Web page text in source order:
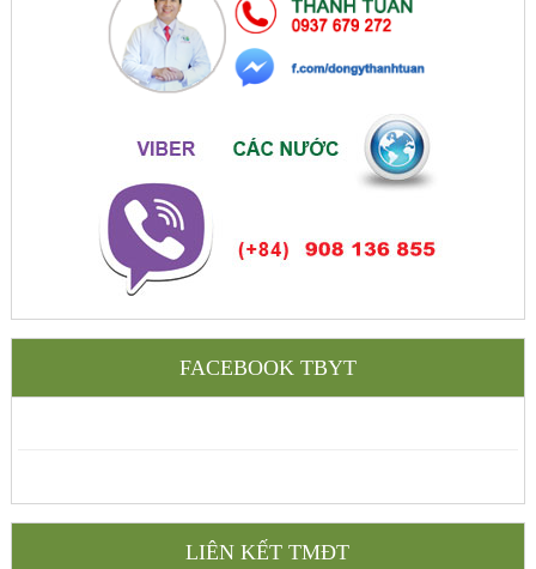
FACEBOOK TBYT
LIÊN KẾT TMĐT